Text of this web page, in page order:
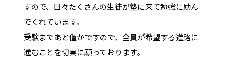
すので、日々たくさんの生徒が塾に来て勉強に励ん
でくれています。
受験まであと僅かですので、全員が希望する進路に
進むことを切実に願っております。